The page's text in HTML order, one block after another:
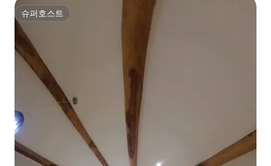
슈퍼호스트
슈퍼호스트